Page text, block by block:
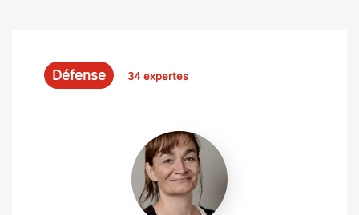
Défense 34 expertes
Valérie
Mérindol